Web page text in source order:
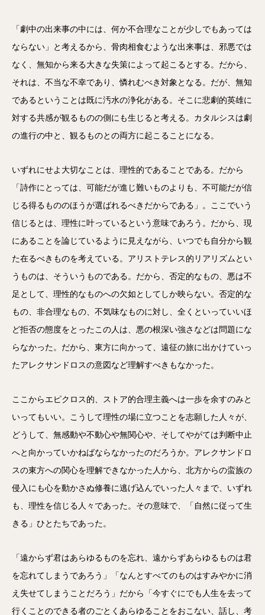
「劇中の出来事の中には、何か不合理なことが少しでもあっては
ならない」と考えるから、骨肉相食むような出来事は、邪悪では
なく、無知から来る大きな失策によって起こるとする。だから、
それは、不当な不幸であり、憐れむべき対象となる。だが、無知
であるということは既に汚水の浄化がある。そこに悲劇的英雄に
対する共感が観るものの側にも生じると考える。カタルシスは劇
の進行の中と、観るものとの両方に起こることになる。
いずれにせよ大切なことは、理性的であることである。だから
「詩作にとっては、可能だが進じ難いものよりも、不可能だが信
じる得るもののほうが選ばれるべきだからである」。ここでいう
信じるとは、理性に叶っているという意味であろう。だから、現
にあることを論じているように見えながら、いつでも自分から観
た在るべきものを考えている。アリストテレス的リアリズムとい
うものは、そういうものである。だから、否定的なもの、悪は不
足として、理性的なものへの欠如としてしか映らない。否定的な
もの、非合理なもの、不気味なものに対し、全くといっていいほ
ど拒否の態度をとったこの人は、悪の根深い強さなどは問題にな
らなかった。だから、東方に向かって、遠征の旅に出かけていっ
たアレクサンドロスの意図など理解すべきもなかった。
ここからエピクロス的、ストア的合理主義へは一歩を余すのみと
いってもいい。こうして理性の場に立つことを志願した人々が、
どうして、無感動や不動心や無関心や、そしてやがては判断中止
へと向かっていかねばならなかったのだろうか。アレクサンドロ
スの東方への関心を理解できなかった人から、北方からの蛮族の
侵入にも心を動かさぬ修養に逃げ込んでいった人々まで、いずれ
も、理性を信じる人々であった。その意味で、「自然に従って生
きる」ひとたちであった。
「遠からず君はあらゆるものを忘れ、遠からずあらゆるものは君
を忘れてしまうであろう」「なんとすべてのものはすみやかに消
え失せてしまうことだろう」だから「今すぐにでも人生を去って
行くことのできる者のごとくあらゆることをおこない、話し、考